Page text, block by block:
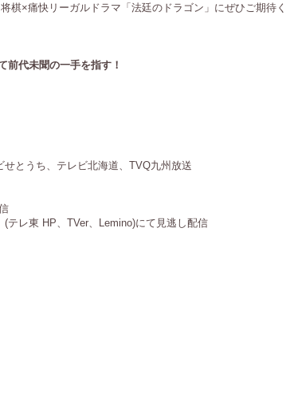
棋×痛快リーガルドラマ「法廷のドラゴン」にぜひご期待
前代未聞の一手を指す！
とうち、テレビ北海道、TVQ九州放送
テレ東 HP、TVer、Lemino)にて見逃し配信